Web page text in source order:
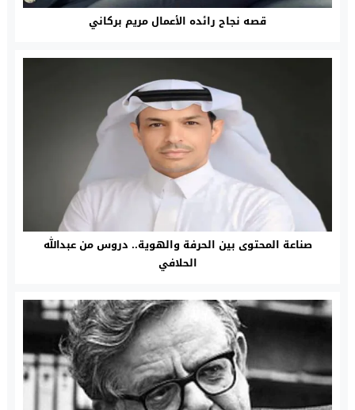
قصه نجاح رائده الأعمال مريم بركاني
صناعة المحتوى بين الحرفة والهوية.. دروس من عبدالله
الحلافي